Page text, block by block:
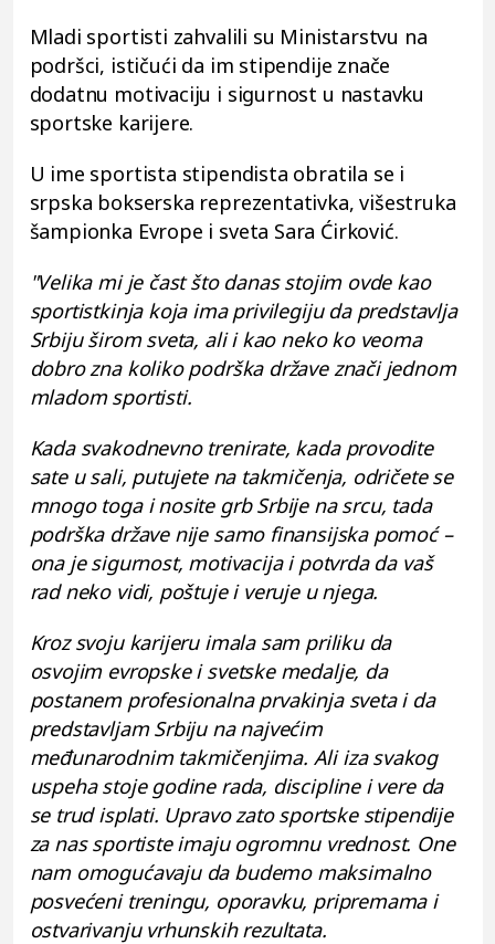
Mladi sportisti zahvalili su Ministarstvu na
podršci, ističući da im stipendije znače
dodatnu motivaciju i sigurnost u nastavku
sportske karijere.
U ime sportista stipendista obratila se i
srpska bokserska reprezentativka, višestruka
šampionka Evrope i sveta Sara Ćirković.
"Velika mi je čast što danas stojim ovde kao
sportistkinja koja ima privilegiju da predstavlja
Srbiju širom sveta, ali i kao neko ko veoma
dobro zna koliko podrška države znači jednom
mladom sportisti.
Kada svakodnevno trenirate, kada provodite
sate u sali, putujete na takmičenja, odričete se
mnogo toga i nosite grb Srbije na srcu, tada
podrška države nije samo finansijska pomoć –
ona je sigurnost, motivacija i potvrda da vaš
rad neko vidi, poštuje i veruje u njega.
Kroz svoju karijeru imala sam priliku da
osvojim evropske i svetske medalje, da
postanem profesionalna prvakinja sveta i da
predstavljam Srbiju na najvećim
međunarodnim takmičenjima. Ali iza svakog
uspeha stoje godine rada, discipline i vere da
se trud isplati. Upravo zato sportske stipendije
za nas sportiste imaju ogromnu vrednost. One
nam omogućavaju da budemo maksimalno
posvećeni treningu, oporavku, pripremama i
ostvarivanju vrhunskih rezultata.